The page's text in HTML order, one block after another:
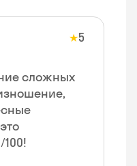
★5
сложных
100!